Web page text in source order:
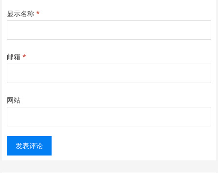
显示名称*
邮箱*
网站